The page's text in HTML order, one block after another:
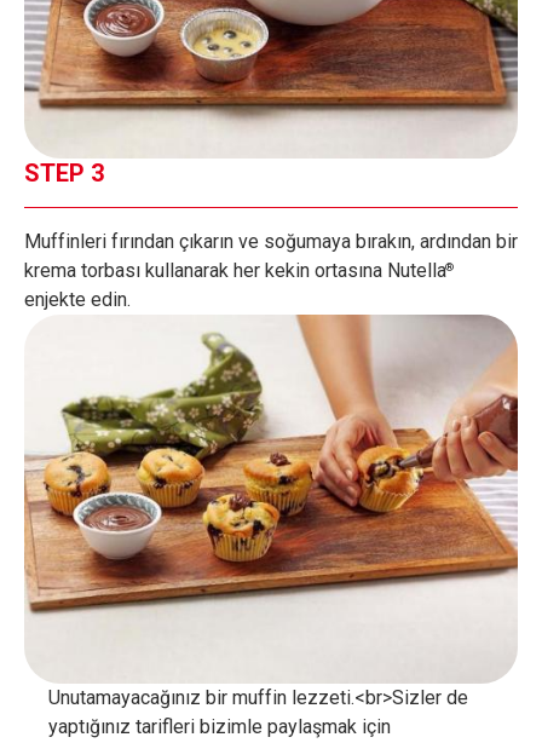
STEP 3
Muffinleri fırından çıkarın ve soğumaya bırakın, ardından bir
krema torbası kullanarak her kekin ortasına Nutella®
enjekte edin.
Unutamayacağınız bir muffin lezzeti.<br>Sizler de
yaptığınız tarifleri bizimle paylaşmak için